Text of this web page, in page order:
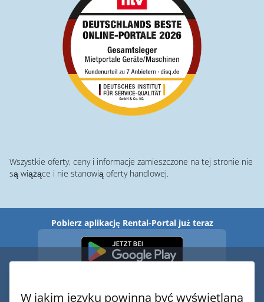
Wszystkie oferty, ceny i informacje zamieszczone na tej stronie nie
są wiążące i nie stanowią oferty handlowej.
Pobierz aplikację Rental-Portal już teraz
W jakim języku powinna być wyświetlana